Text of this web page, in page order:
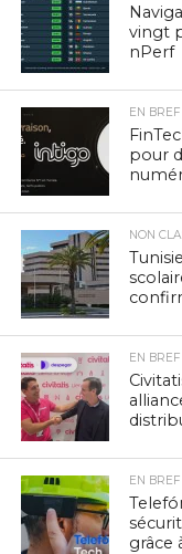
vingt
nPerf
EN BREF
pour
NON
EN BREF
EN BREF
grâce